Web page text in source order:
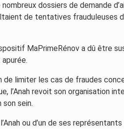
dossiers de demande
de tentatives frauduleuses
MaPrimeRénov a dû être
de limiter les cas de fraudes
l’Anah revoit son organisation
sein.
ou d’un de ses